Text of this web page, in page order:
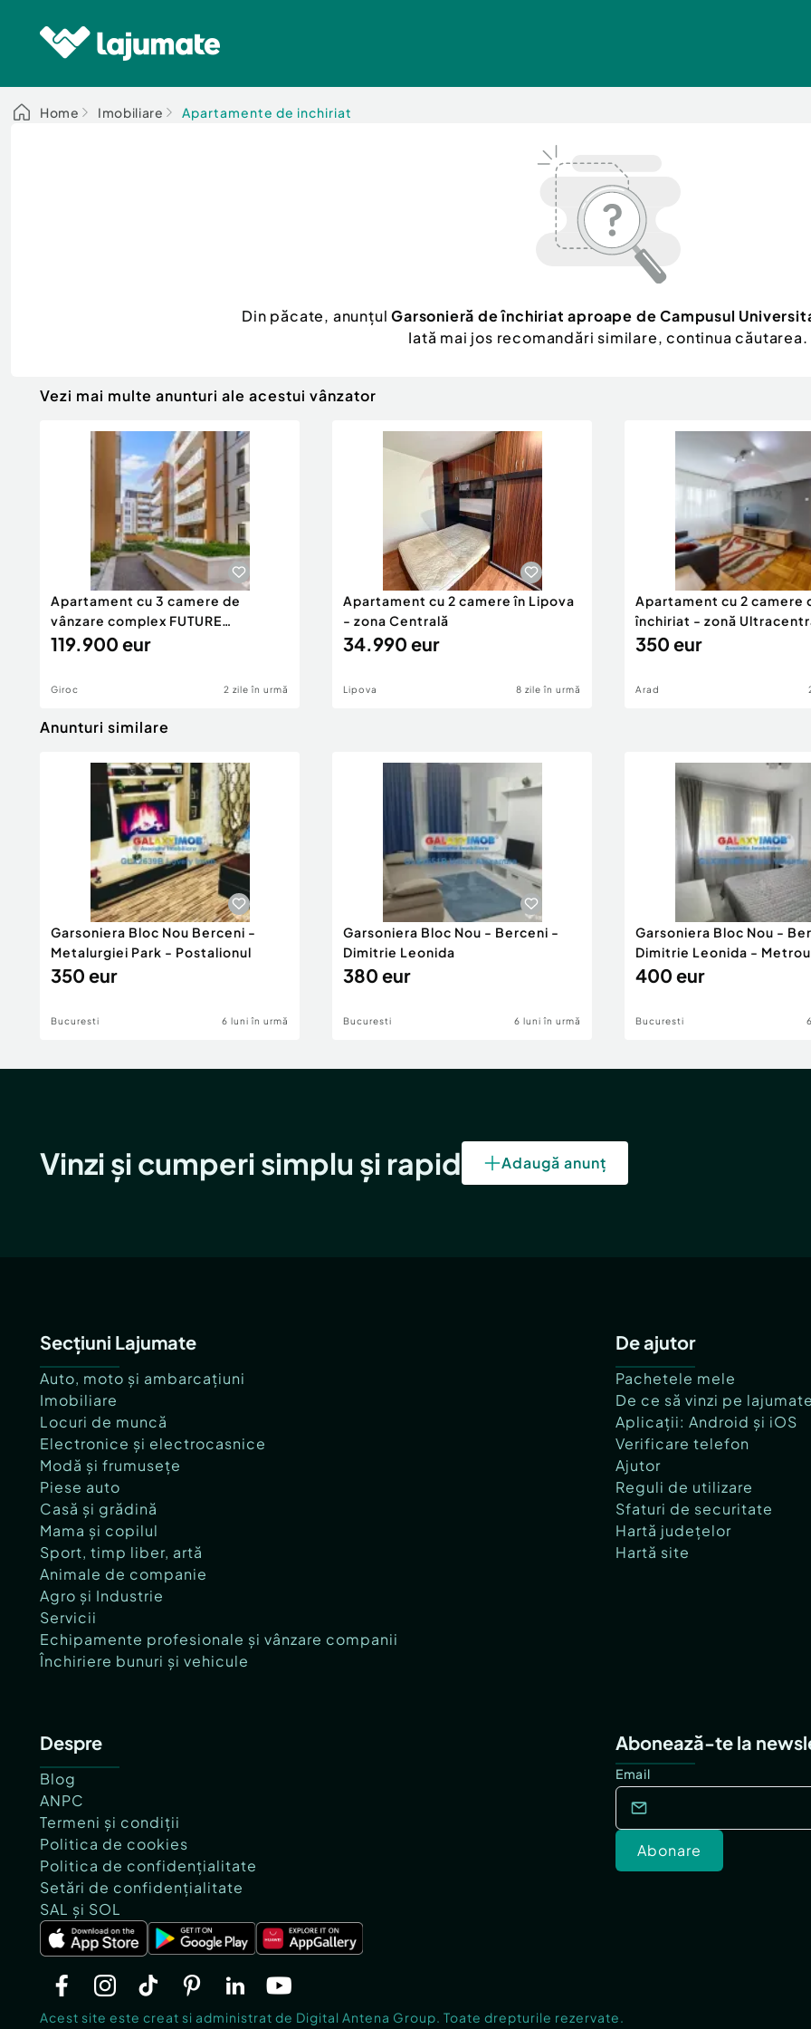
Home Imobiliare Apartamente de inchiriat
Din păcate, anunțulGarsonieră de închiriat aproape de Campusul
Iată mai jos recomandări similare, continua căutarea.
Vezi mai multe anunturi ale acestui vânzator
Apartament cu 3 camere de
vânzare complex FUTURE
RESIDENCE
119.900 eur
Giroc 2 zile în urmă
Apartament cu 2 camere în Lipova
- zona Centrală
34.990 eur
Lipova 8 zile în urmă
Apartament cu 2 camere
închiriat - zonă
350 eur
Arad
Anunturi similare
Garsoniera Bloc Nou Berceni -
Metalurgiei Park - Postalionul
350 eur
Bucuresti 6 luni în urmă
Garsoniera Bloc Nou - Berceni -
Dimitrie Leonida
380 eur
Bucuresti 6 luni în urmă
Garsoniera Bloc Nou -
Dimitrie Leonida -
400 eur
Bucuresti
Vinzi și cumperi simplu și rapid Adaugă anunț
Secțiuni Lajumate
Auto, moto și ambarcațiuni
Imobiliare
Locuri de muncă
Electronice și electrocasnice
Modă și frumusețe
Piese auto
Casă și grădină
Mama și copilul
Sport, timp liber, artă
Animale de companie
Agro și Industrie
Servicii
Echipamente profesionale și vânzare companii
Închiriere bunuri și vehicule
De ajutor
Pachetele mele
De ce să vinzi pe
Aplicații: Android și iOS
Verificare telefon
Ajutor
Reguli de utilizare
Sfaturi de securitate
Hartă județelor
Hartă site
Despre
Blog
ANPC
Termeni și condiții
Politica de cookies
Politica de confidențialitate
Setări de confidențialitate
SAL și SOL
Abonează-te la
Email
Abonare
Acest site este creat si administrat de Digital Antena Group. Toate drepturile rezervate.